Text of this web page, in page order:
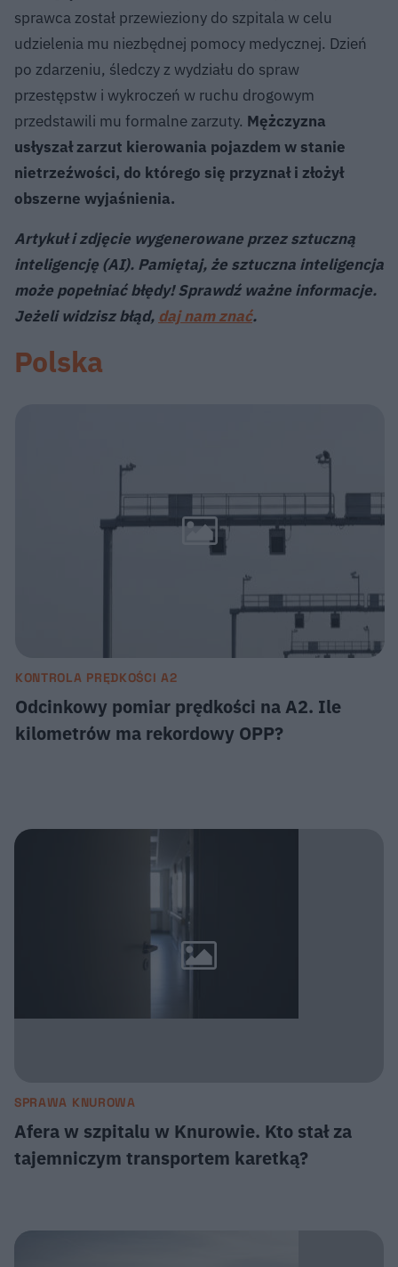
sprawca został przewieziony do szpitala w celu
udzielenia mu niezbędnej pomocy medycznej. Dzień
po zdarzeniu, śledczy z wydziału do spraw
przestępstw i wykroczeń w ruchu drogowym
przedstawili mu formalne zarzuty. Mężczyzna
usłyszał zarzut kierowania pojazdem w stanie
nietrzeźwości, do którego się przyznał i złożył
obszerne wyjaśnienia.
Artykuł i zdjęcie wygenerowane przez sztuczną
inteligencję (AI). Pamiętaj, że sztuczna inteligencja
może popełniać błędy! Sprawdź ważne informacje.
Jeżeli widzisz błąd, daj nam znać.
Polska
KONTROLA PRĘDKOŚCI A2
Odcinkowy pomiar prędkości na A2. Ile
kilometrów ma rekordowy OPP?
SPRAWA KNUROWA
Afera w szpitalu w Knurowie. Kto stał za
tajemniczym transportem karetką?